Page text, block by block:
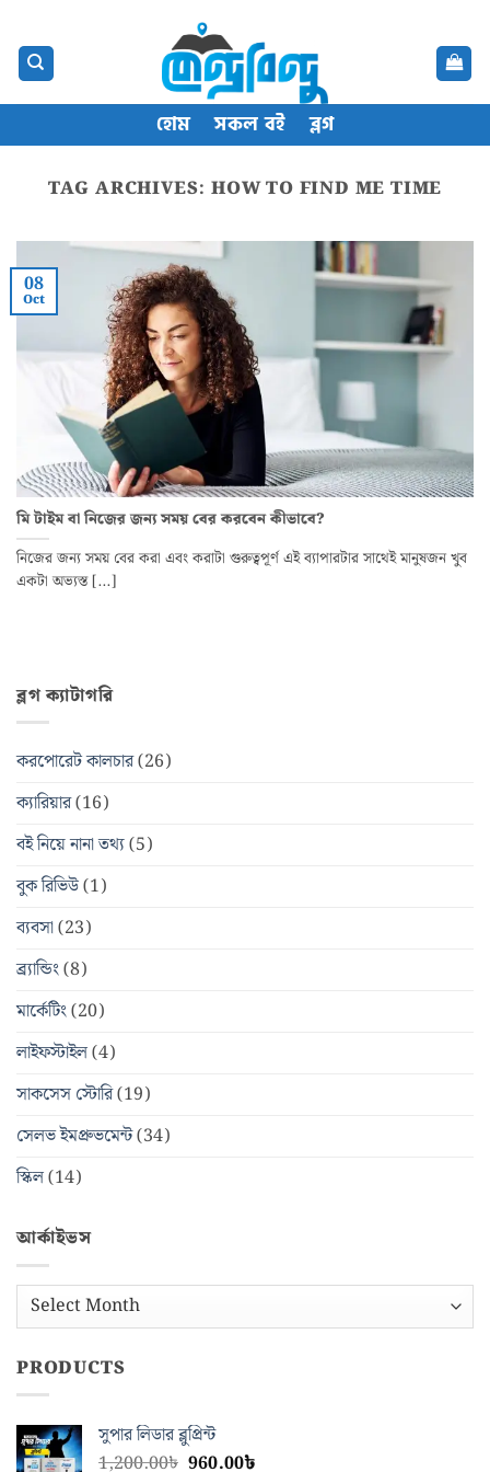
content
হোম সকল বই ব্লগ
TAG ARCHIVES: HOW TO FIND ME TIME
মি টাইম বা নিজের জন্য সময় বের করবেন কীভাবে?
নিজের জন্য সময় বের করা এবং করাটা গুরুত্বপূর্ণ এই ব্যাপারটার সাথেই মানুষজন খুব
একটা অভ্যস্ত [...]
08
Oct
ব্লগ ক্যাটাগরি
করপোরেট কালচার(26)
ক্যারিয়ার(16)
বই নিয়ে নানা তথ্য(5)
বুক রিভিউ(1)
ব্যবসা(23)
ব্র্যান্ডিং(8)
মার্কেটিং(20)
লাইফস্টাইল(4)
সাকসেস স্টোরি(19)
সেলভ ইমপ্রুভমেন্ট(34)
স্কিল(14)
আর্কাইভস
আর্কাইভস
PRODUCTS
সুপার লিডার ব্লুপ্রিন্ট
1,200.00৳ Original
960.00৳Current